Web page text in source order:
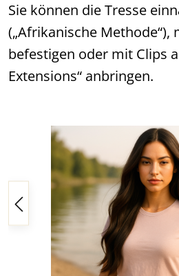
Sie können die Tresse
(„Afrikanische Methode“),
befestigen oder mit Clips
Extensions“ anbringen.
Bildergalerie überspringen